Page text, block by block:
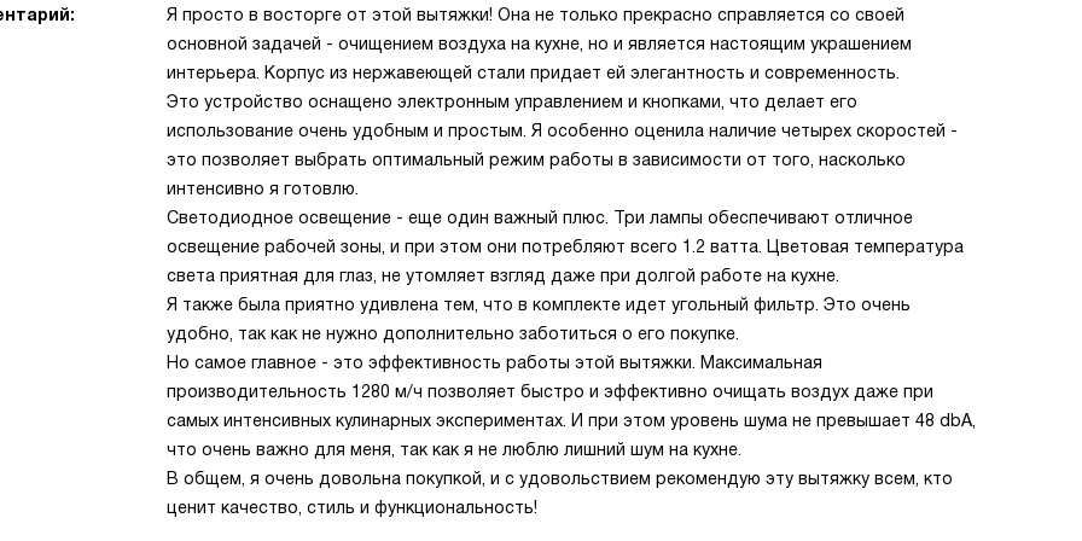
Я просто в восторге от этой вытяжки! Она не только прекрасно справляется со своей
основной задачей - очищением воздуха на кухне, но и является настоящим украшением
интерьера. Корпус из нержавеющей стали придает ей элегантность и современность.
Это устройство оснащено электронным управлением и кнопками, что делает его
использование очень удобным и простым. Я особенно оценила наличие четырех скоростей -
это позволяет выбрать оптимальный режим работы в зависимости от того, насколько
интенсивно я готовлю.
Светодиодное освещение - еще один важный плюс. Три лампы обеспечивают отличное
освещение рабочей зоны, и при этом они потребляют всего 1.2 ватта. Цветовая температура
света приятная для глаз, не утомляет взгляд даже при долгой работе на кухне.
Я также была приятно удивлена тем, что в комплекте идет угольный фильтр. Это очень
удобно, так как не нужно дополнительно заботиться о его покупке.
Но самое главное - это эффективность работы этой вытяжки. Максимальная
производительность 1280 м/ч позволяет быстро и эффективно очищать воздух даже при
самых интенсивных кулинарных экспериментах. И при этом уровень шума не превышает 48 dbA,
что очень важно для меня, так как я не люблю лишний шум на кухне.
В общем, я очень довольна покупкой, и с удовольствием рекомендую эту вытяжку всем, кто
ценит качество, стиль и функциональность!